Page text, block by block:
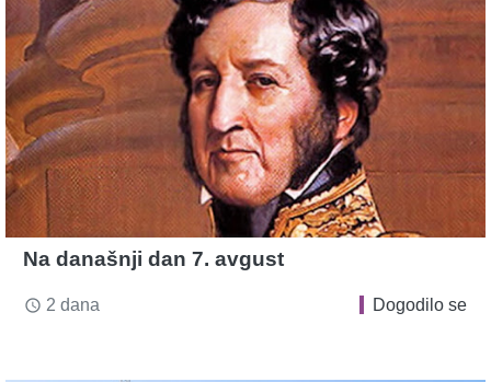
Na današnji dan 7. avgust
access_time 2 dana Dogodilo se